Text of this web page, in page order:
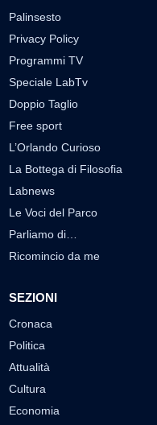
Palinsesto
Privacy Policy
Programmi TV
Speciale LabTv
Doppio Taglio
Free sport
L’Orlando Curioso
La Bottega di Filosofia
Labnews
Le Voci del Parco
Parliamo di…
Ricomincio da me
SEZIONI
Cronaca
Politica
Attualità
Cultura
Economia